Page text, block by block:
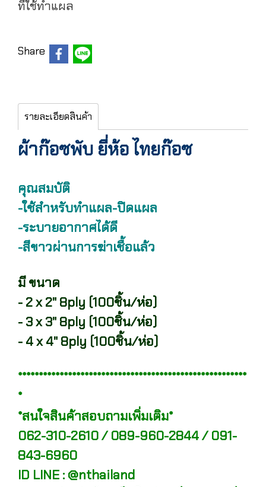
ที่ใช้ทำแผล
Share
รายละเอียดสินค้า
ผ้าก๊อซพับ ยี่ห้อ ไทยก๊อซ
คุณสมบัติ
-ใช้สำหรับทำแผล-ปิดแผล
-ระบายอากาศได้ดี
-สีขาวผ่านการฆ่าเชื้อแล้ว
มี ขนาด
- 2 x 2" 8ply (100ชิ้น/ห่อ)
- 3 x 3" 8ply (100ชิ้น/ห่อ)
- 4 x 4" 8ply (100ชิ้น/ห่อ)
*******************************************************
*
*สนใจสินค้าสอบถามเพิ่มเติม*
062-310-2610 / 089-960-2844 / 091-
843-6960
ID LINE : @nthailand